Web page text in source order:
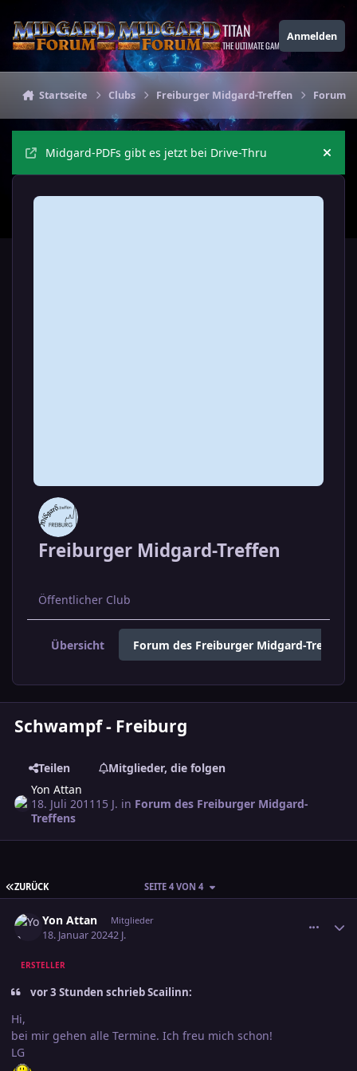
TITAN
THE ULTIMATE GAMING THEME
Anmelden
Startseite Clubs Freiburger Midgard-Treffen Forum
Midgard-PDFs gibt es jetzt bei Drive-Thru
Freiburger Midgard-Treffen
Öffentlicher Club
Übersicht Forum des Freiburger Midgard-Treffens
Schwampf - Freiburg
Teilen
Mitglieder, die folgen
Yon Attan
18. Juli 2011 15 J. in Forum des Freiburger Midgard-
Treffens
ERSTE SEITE
ZURÜCK SEITE 4 VON 4
Yon Attan Mitglieder
18. Januar 20242 J.
ERSTELLER
vor 3 Stunden schrieb Scailinn:
Hi,
bei mir gehen alle Termine. Ich freu mich schon!
LG